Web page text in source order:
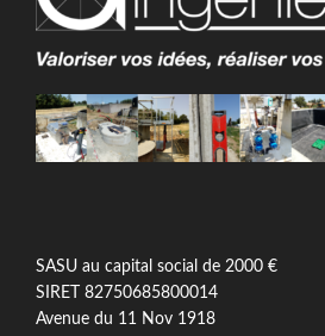
SASU au capital social de 2000 €
SIRET 82750685800014
Avenue du 11 Nov 1918